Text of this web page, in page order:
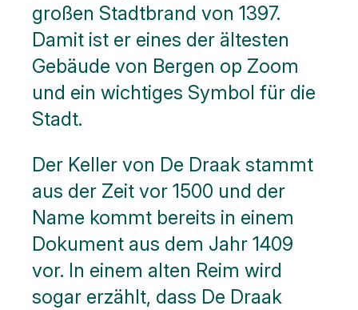
großen Stadtbrand von 1397.
Damit ist er eines der ältesten
Gebäude von Bergen op Zoom
und ein wichtiges Symbol für die
Stadt.
Der Keller von De Draak stammt
aus der Zeit vor 1500 und der
Name kommt bereits in einem
Dokument aus dem Jahr 1409
vor. In einem alten Reim wird
sogar erzählt, dass De Draak